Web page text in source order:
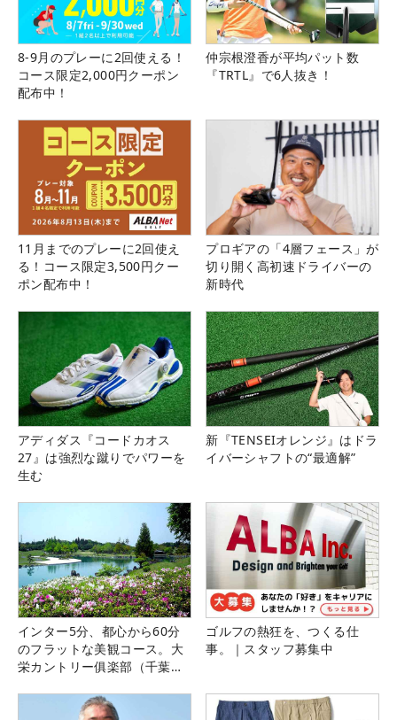
8-9月のプレーに2回使える！
コース限定2,000円クーポン
配布中！
仲宗根澄香が平均パット数
『TRTL』で6人抜き！
11月までのプレーに2回使え
る！コース限定3,500円クー
ポン配布中！
プロギアの「4層フェース」が
切り開く高初速ドライバーの
新時代
アディダス『コードカオス
27』は強烈な蹴りでパワーを
生む
新『TENSEIオレンジ』はドラ
イバーシャフトの“最適解”
インター5分、都心から60分
のフラットな美観コース。大
栄カントリー俱楽部（千葉
ゴルフの熱狂を、つくる仕
事。｜スタッフ募集中